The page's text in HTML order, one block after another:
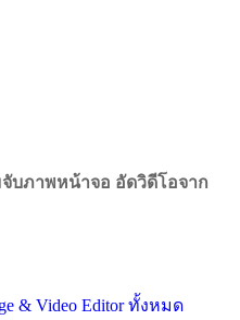
จับภาพหน้าจอ อัดวิดีโอจาก
& Video Editor ทั้งหมด